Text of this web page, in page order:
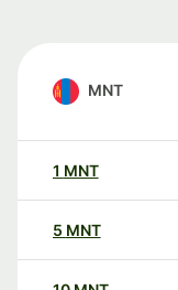
MNT
1 MNT
5 MNT